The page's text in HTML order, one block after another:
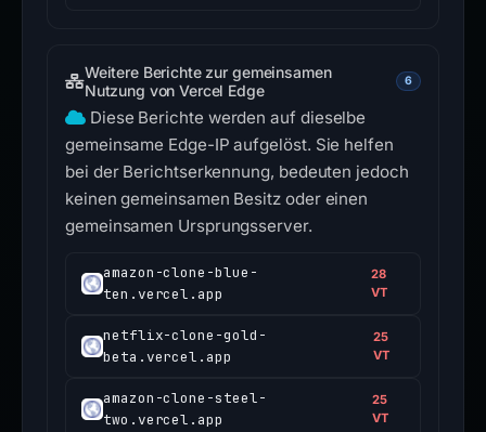
Weitere Berichte zur gemeinsamen
Nutzung von Vercel Edge
6
Diese Berichte werden auf dieselbe
gemeinsame Edge-IP aufgelöst. Sie helfen
bei der Berichtserkennung, bedeuten jedoch
keinen gemeinsamen Besitz oder einen
gemeinsamen Ursprungsserver.
amazon-clone-blue-
ten.vercel.app
28
VT
netflix-clone-gold-
beta.vercel.app
25
VT
amazon-clone-steel-
two.vercel.app
25
VT